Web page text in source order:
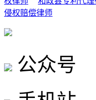
侵权赔偿律师
公众号